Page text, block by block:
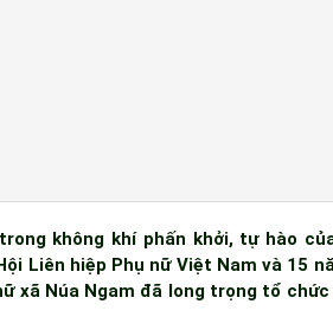
không khí phấn khởi, tự hào
Liên hiệp Phụ nữ Việt Nam và 15
xã Núa Ngam đã long trọng tổ